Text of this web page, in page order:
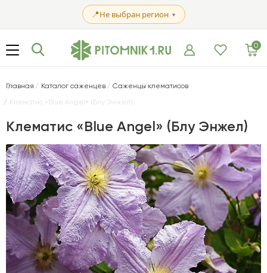
📍Не выбран регион ▼
0
Главная Каталог саженцев
Саженцы клематисов
Клематис «Blue Angel» (Блу Энжел)
Клематис «Blue Angel» (Блу Энжел)